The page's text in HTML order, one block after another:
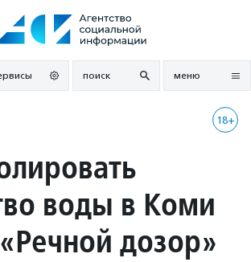
поиск меню
18+
воды в Коми
дозор»